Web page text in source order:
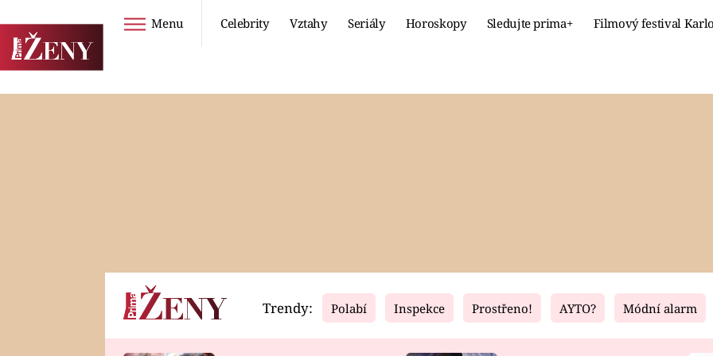
Menu Celebrity Vztahy Seriály Horoskopy Sledujte prima+ Filmový festival
Horoskopy Video Fresh Living
Trendy: Polabí Inspekce Prostřeno! AYTO? Módní alarm